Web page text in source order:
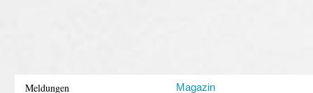
Meldungen Magazin